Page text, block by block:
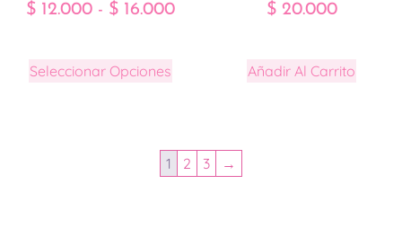
$ 12.000 - $ 16.000
Seleccionar Opciones
$20.000
Añadir Al Carrito
1 2 3 →